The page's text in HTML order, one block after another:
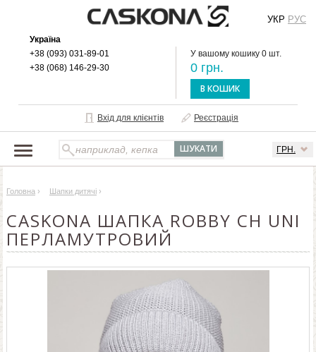
Україна
+38 (093) 031-89-01
+38 (068) 146-29-30
У вашому кошику 0 шт.
0 грн.
В КОШИК
Вхід для клієнтів Реєстрація
ГРН.
УКР РУС
ПРО БРЕНД
ДОСТАВКА І ОПЛАТА
ОПТОВИМ КЛІЄНТАМ
Головна › Шапки дитячі ›
CASKONA ШАПКА ROBBY CH UNI
ПЕРЛАМУТРОВИЙ